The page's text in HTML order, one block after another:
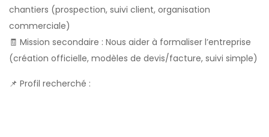
chantiers (prospection, suivi client, organisation
commerciale)
🧾 Mission secondaire : Nous aider à formaliser l’entreprise
(création officielle, modèles de devis/facture, suivi simple)
📌 Profil recherché :